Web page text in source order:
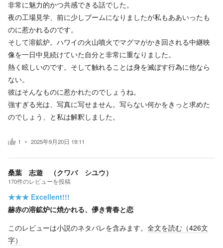
非常に魅力的かつ共感できる話でした。
夜の工場見学、前に少しブームになりましたが私もああいったも
のに惹かれるのです。
そして溶鉱炉。ハワイの火山噴火でマグマがかき回される中継映
像を一日中見続けていた自分と非常に重なりました。
熱く眩しいのです。そして触れることは身を滅ぼす行為に他なら
ない。
彼はそんなものに惹かれたのでしょうね。
強すぎる光は、写真に写せません。写らない何かをきっと求めた
のでしょう、と私は解釈しました。
1 2025年9月20日 19:11
桑葉 志遊 （クワバ シユウ）
170件のレビューを投稿
★★★ Excellent!!!
赫赤の溶鉱炉に焼かれる、儚き青春と恋
このレビューは小説のネタバレを含みます。 全文を読む（426文
字）